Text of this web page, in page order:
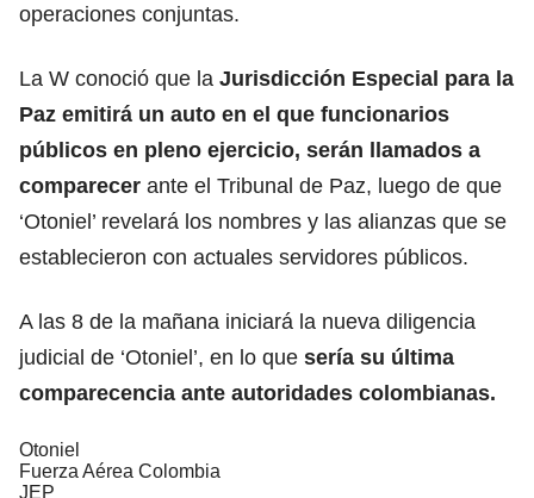
operaciones conjuntas.
La W conoció que la Jurisdicción Especial para la
Paz emitirá un auto en el que funcionarios
públicos en pleno ejercicio, serán llamados a
comparecer ante el Tribunal de Paz, luego de que
‘Otoniel’ revelará los nombres y las alianzas que se
establecieron con actuales servidores públicos.
A las 8 de la mañana iniciará la nueva diligencia
judicial de ‘Otoniel’, en lo que sería su última
comparecencia ante autoridades colombianas.
Otoniel
Fuerza Aérea Colombia
JEP